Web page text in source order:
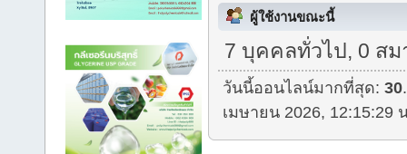
ผู้ใช้งานขณะนี้
7 บุคคลทั่วไป, 0 ส
วันนี้ออนไลน์มากที่สุด:30
เมษายน 2026, 12:15:29